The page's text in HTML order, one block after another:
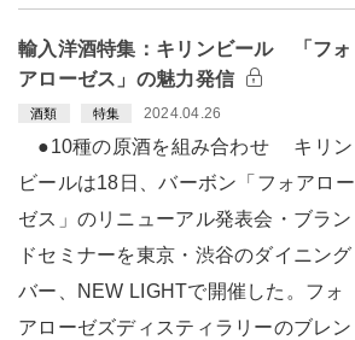
輸入洋酒特集：キリンビール 「フォ
アローゼス」の魅力発信
酒類 特集 2024.04.26
●10種の原酒を組み合わせ キリン
ビールは18日、バーボン「フォアロー
ゼス」のリニューアル発表会・ブラン
ドセミナーを東京・渋谷のダイニング
バー、NEW LIGHTで開催した。フォ
アローゼズディスティラリーのブレン